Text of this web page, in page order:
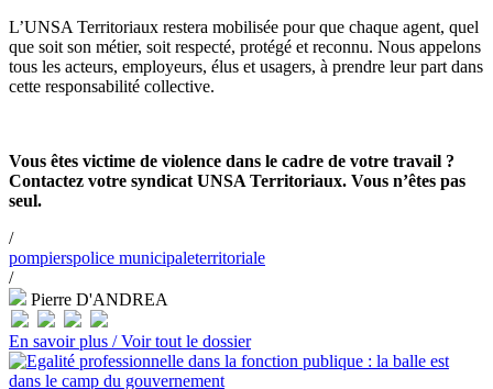
L’UNSA Territoriaux restera mobilisée pour que chaque agent, quel
que soit son métier, soit respecté, protégé et reconnu. Nous appelons
tous les acteurs, employeurs, élus et usagers, à prendre leur part dans
cette responsabilité collective.
Vous êtes victime de violence dans le cadre de votre travail ?
Contactez votre syndicat UNSA Territoriaux. Vous n’êtes pas
seul.
/
pompierspolice municipaleterritoriale
/
Pierre D'ANDREA
En savoir plus /Voir tout le dossier